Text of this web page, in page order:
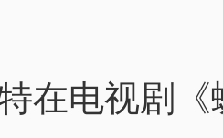
在电视剧